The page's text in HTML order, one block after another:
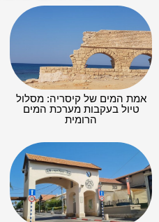
אמת המים של קיסריה: מסלול
טיול בעקבות מערכת המים
הרומית